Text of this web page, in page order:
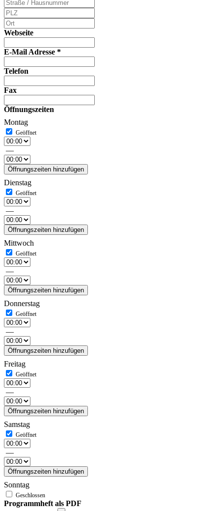
Webseite
E-Mail Adresse *
Telefon
Fax
Öffnungszeiten
Montag
—
Öffnungszeiten hinzufügen
Dienstag
—
Öffnungszeiten hinzufügen
Mittwoch
—
Öffnungszeiten hinzufügen
Donnerstag
—
Öffnungszeiten hinzufügen
Freitag
—
Öffnungszeiten hinzufügen
Samstag
—
Öffnungszeiten hinzufügen
Sonntag
Programmheft als PDF